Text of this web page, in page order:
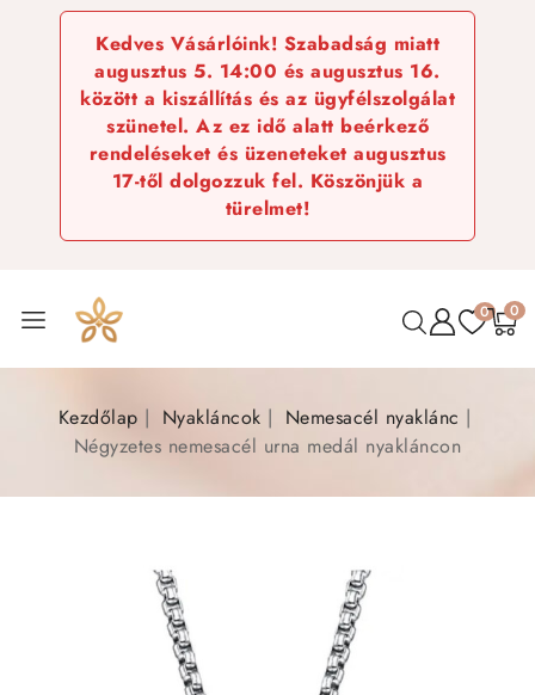
Kedves Vásárlóink! Szabadság miatt
augusztus 5. 14:00 és augusztus 16.
között a kiszállítás és az ügyfélszolgálat
szünetel. Az ez idő alatt beérkező
rendeléseket és üzeneteket augusztus
17-től dolgozzuk fel. Köszönjük a
türelmet!
0 0
Kezdőlap Nyakláncok
Nemesacél nyaklánc
Négyzetes nemesacél urna medál nyakláncon